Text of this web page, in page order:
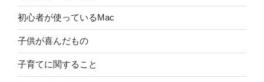
初心者が使っているMac
子供が喜んだもの
子育てに関すること